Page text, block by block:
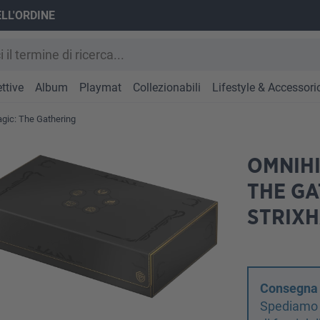
Album Playmat Collezionabili Lifestyle &
The Gathering
THE